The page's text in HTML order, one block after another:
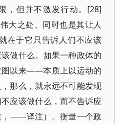
，但并不激发行动。[28]
大之处、同时也是其让人
在于它只告诉人们不应该
做什么。如果一种政体的
以来——本质上以运动的
那么，就永远不可能发现
应该做什么，而不告诉应
，——译注）。衡量一个政